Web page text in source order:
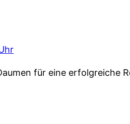
für eine erfolgreiche